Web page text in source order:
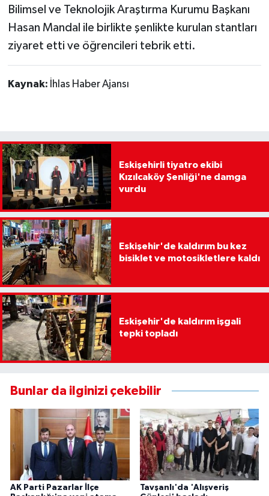
Bilimsel ve Teknolojik Araştırma Kurumu Başkanı
Hasan Mandal ile birlikte şenlikte kurulan stantları
ziyaret etti ve öğrencileri tebrik etti.
Kaynak: İhlas Haber Ajansı
Eskişehirli tiyatro ekibi
Kızılcaköy Şenliği'ne damga
vurdu
Eskişehir'de kaldırım bu kez
bisiklet ve motosikletlere kaldı
Eskişehir'de kaldırım işgali
tepki topladı
Bunlar da ilginizi çekebilir
AK Parti Pazarlar İlçe
Tavşanlı'da 'Alışveriş